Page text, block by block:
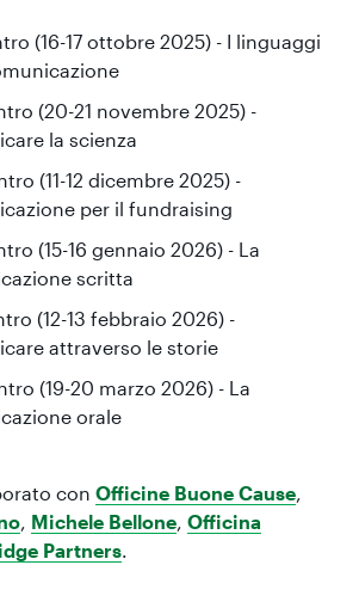
(16-17 ottobre 2025) - I linguaggi
(20-21 novembre 2025) -
la scienza
(11-12 dicembre 2025) -
per il fundraising
(15-16 gennaio 2026) - La
scritta
(12-13 febbraio 2026) -
attraverso le storie
(19-20 marzo 2026) - La
orale
con Officine Buone Cause,
, Michele Bellone, Officina
Partners.